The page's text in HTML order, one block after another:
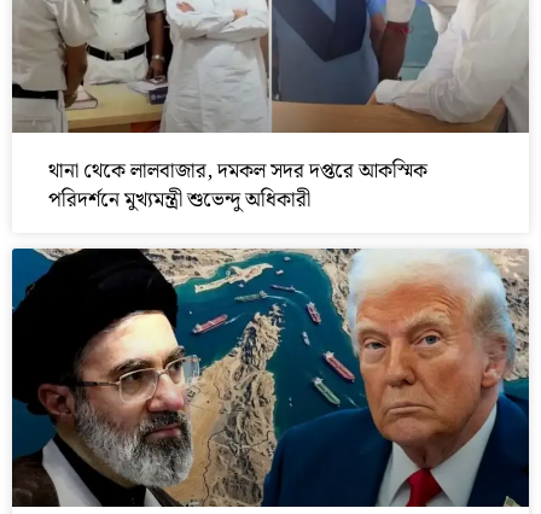
থানা থেকে লালবাজার, দমকল সদর দপ্তরে আকস্মিক
পরিদর্শনে মুখ্যমন্ত্রী শুভেন্দু অধিকারী